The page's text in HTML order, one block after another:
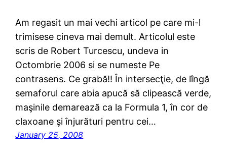
Am regasit un mai vechi articol pe care mi-l
trimisese cineva mai demult. Articolul este
scris de Robert Turcescu, undeva in
Octombrie 2006 si se numeste Pe
contrasens. Ce grabă!! În intersecţie, de lîngă
semaforul care abia apucă să clipească verde,
maşinile demarează ca la Formula 1, în cor de
claxoane şi înjurături pentru cei…
January 25, 2008